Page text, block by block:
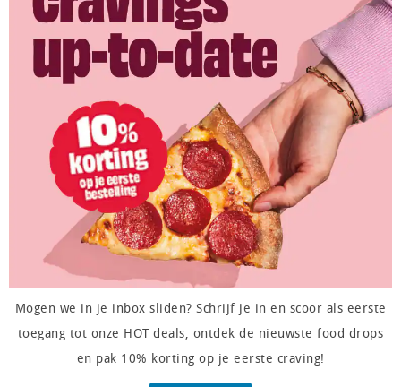
Mogen we in je inbox sliden? Schrijf je in en scoor als eerste
toegang tot onze HOT deals, ontdek de nieuwste food drops
en pak 10% korting op je eerste craving!